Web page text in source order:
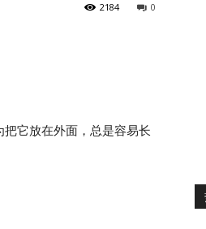
0
2184
它放在外面，总是容易长